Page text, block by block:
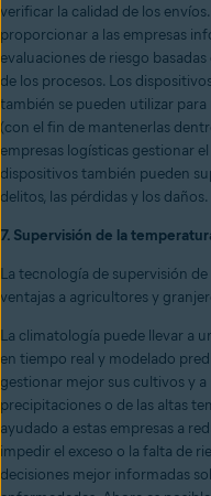
verificar la calidad de los
proporcionar a las empresas
evaluaciones de riesgo
de los procesos. Los
también se pueden utilizar
(con el fin de mantenerlas
empresas logísticas gestionar
dispositivos también pueden
delitos, las pérdidas y los daños.
7. Supervisión de la
La tecnología de supervisión
ventajas a agricultores y
La climatología puede llevar a
en tiempo real y modelado
gestionar mejor sus cultivos y
precipitaciones o de las altas
ayudado a estas empresas a
impedir el exceso o la falta de
decisiones mejor informadas